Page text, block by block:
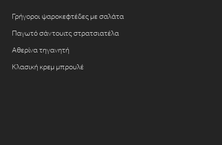
Γρήγοροι ψαροκεφτέδες με σαλάτα
Παγωτό σάντουιτς στρατσιατέλα
Αθερίνα τηγανητή
Κλασική κρεμ μπρουλέ